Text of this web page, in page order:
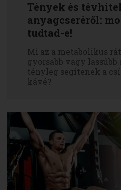
Tények és
anyagcseréről:
tudtad-e!
Mi az a metabolikus
gyorsabb vagy lassúbb
tényleg segítenek a
kávé?